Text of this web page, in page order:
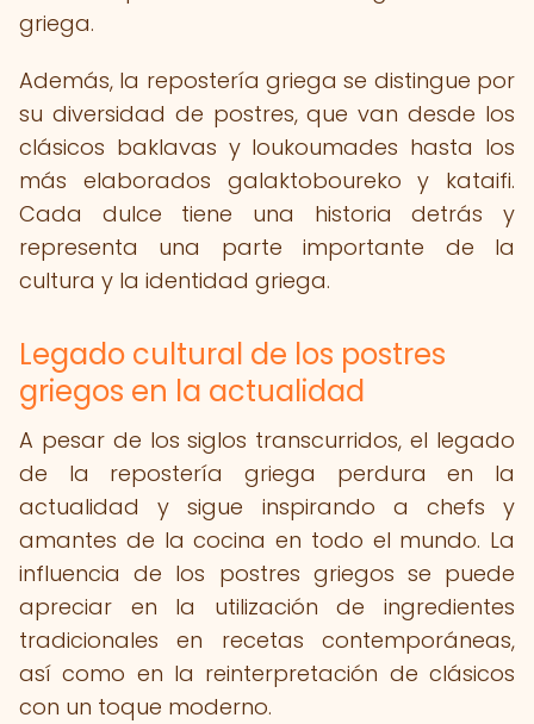
griega.
Además, la repostería griega se distingue por
su diversidad de postres, que van desde los
clásicos baklavas y loukoumades hasta los
más elaborados galaktoboureko y kataifi.
Cada dulce tiene una historia detrás y
representa una parte importante de la
cultura y la identidad griega.
Legado cultural de los postres
griegos en la actualidad
A pesar de los siglos transcurridos, el legado
de la repostería griega perdura en la
actualidad y sigue inspirando a chefs y
amantes de la cocina en todo el mundo. La
influencia de los postres griegos se puede
apreciar en la utilización de ingredientes
tradicionales en recetas contemporáneas,
así como en la reinterpretación de clásicos
con un toque moderno.